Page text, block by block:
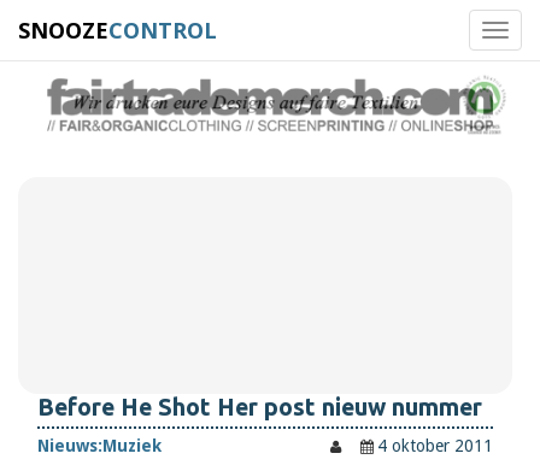
SNOOZECONTROL
Before He Shot Her post nieuw nummer
Nieuws:Muziek
4 oktober 2011